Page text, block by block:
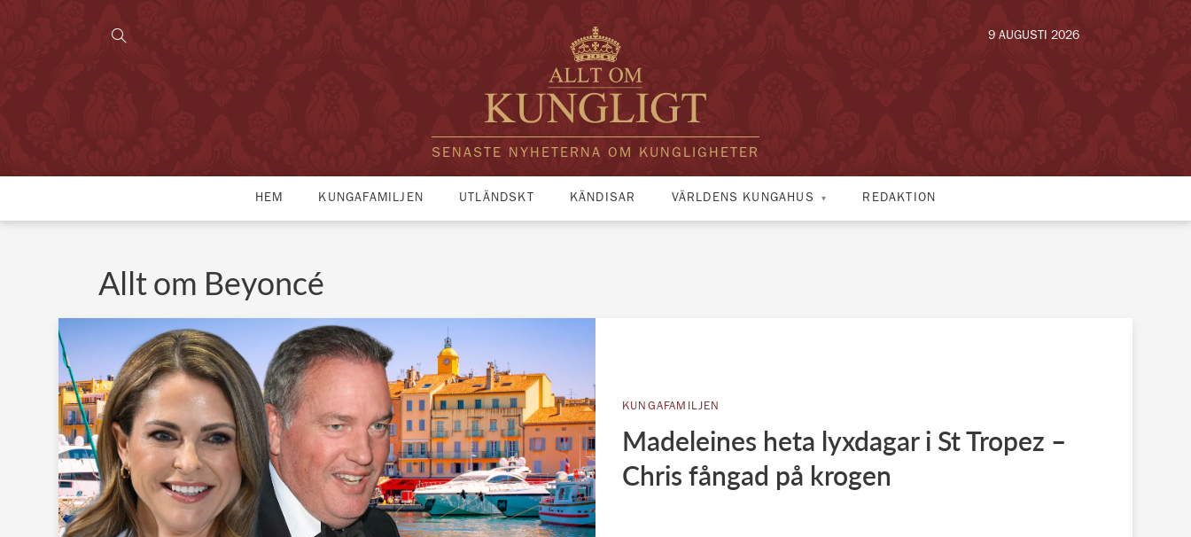
SENASTE NYHETERNA OM KUNGLIGHETER
9 AUGUSTI 2026
HEM KUNGAFAMILJEN UTLÄNDSKT KÄNDISAR VÄRLDENS KUNGAHUS REDAKTION
Allt om Beyoncé
KUNGAFAMILJEN
Madeleines heta lyxdagar i St Tropez –
Chris fångad på krogen